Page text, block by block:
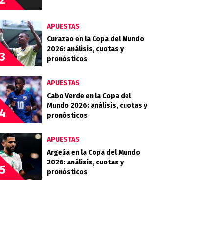
3
APUESTAS
Curazao en la Copa del Mundo
2026: análisis, cuotas y
pronósticos
4
APUESTAS
Cabo Verde en la Copa del
Mundo 2026: análisis, cuotas y
pronósticos
5
APUESTAS
Argelia en la Copa del Mundo
2026: análisis, cuotas y
pronósticos